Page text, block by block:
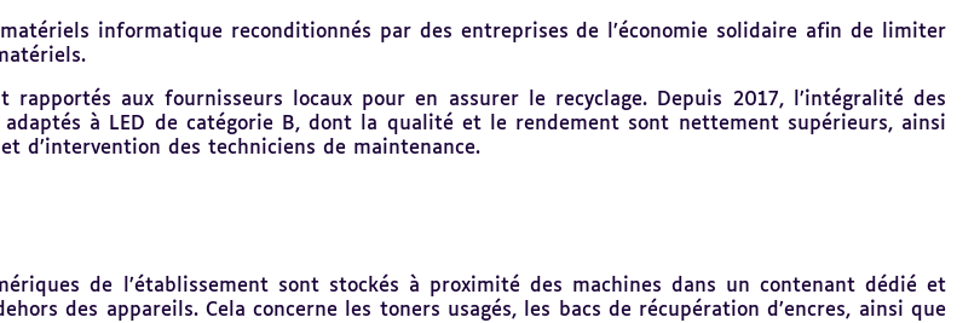
informatique reconditionnés par des entreprises de l’économie solidaire afin de limiter
rapportés aux fournisseurs locaux pour en assurer le recyclage. Depuis 2017, l’intégralité des
à LED de catégorie B, dont la qualité et le rendement sont nettement supérieurs, ainsi
d’intervention des techniciens de maintenance.
de l’établissement sont stockés à proximité des machines dans un contenant dédié et
des appareils. Cela concerne les toners usagés, les bacs de récupération d’encres, ainsi que